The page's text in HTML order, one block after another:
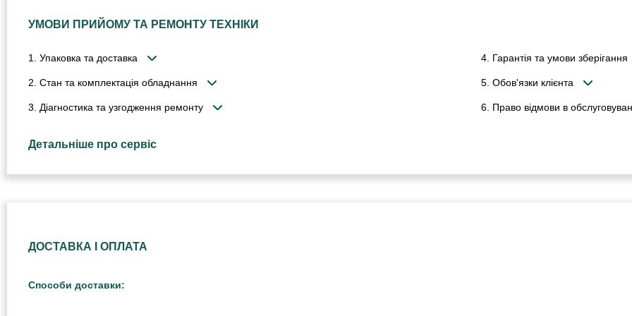
УМОВИ ПРИЙОМУ ТА РЕМОНТУ ТЕХНІКИ
1. Упаковка та доставка
2. Стан та комплектація обладнання
3. Діагностика та узгодження ремонту
4. Гарантія та умови зберігання
5. Обов'язки клієнта
6. Право відмови в
Детальніше про сервіс
ДОСТАВКА І ОПЛАТА
Способи доставки: